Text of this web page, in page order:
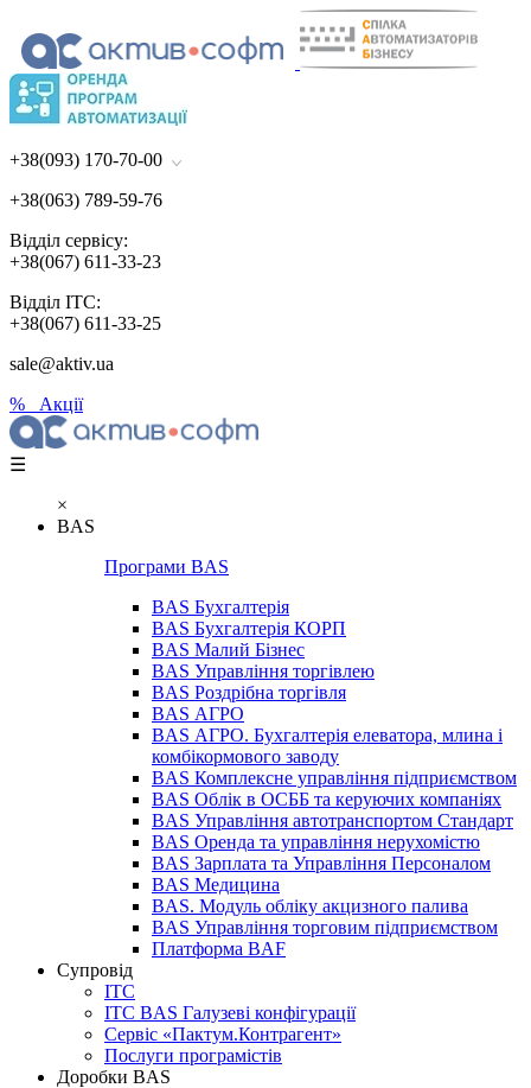
+38(093) 170-70-00
+38(063) 789-59-76
Відділ сервісу:
+38(067) 611-33-23
Відділ ІТС:
+38(067) 611-33-25
sale@aktiv.ua
% Акції
☰
×
BAS
Програми BAS
BAS Бухгалтерія
BAS Бухгалтерія КОРП
BAS Малий Бізнес
BAS Управління торгівлею
BAS Роздрібна торгівля
BAS АГРО
BAS АГРО. Бухгалтерія елеватора, млина і
комбікормового заводу
BAS Комплексне управління підприємством
BAS Облік в ОСББ та керуючих компаніях
BAS Управління автотранспортом Стандарт
BAS Оренда та управління нерухомістю
BAS Зарплата та Управління Персоналом
BAS Медицина
BAS. Модуль обліку акцизного палива
BAS Управління торговим підприємством
Платформа BAF
Супровід
ІТС
ІТС BAS Галузеві конфігурації
Сервіс «Пактум.Контрагент»
Послуги програмістів
Доробки BAS